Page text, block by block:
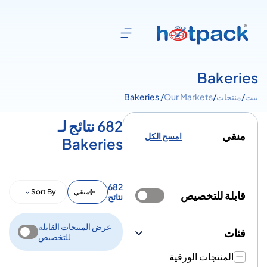
Bakeries
بيت/منتجات/
Our Markets
/ Bakeries
منقي امسح الكل
قابلة للتخصيص
فئات
المنتجات الورقية
682 نتائج لـ
Bakeries
682
نتائج
منقي Sort By
عرض المنتجات القابلة
للتخصيص